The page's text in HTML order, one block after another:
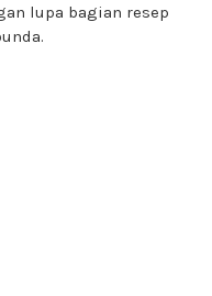
lupa bagian resep